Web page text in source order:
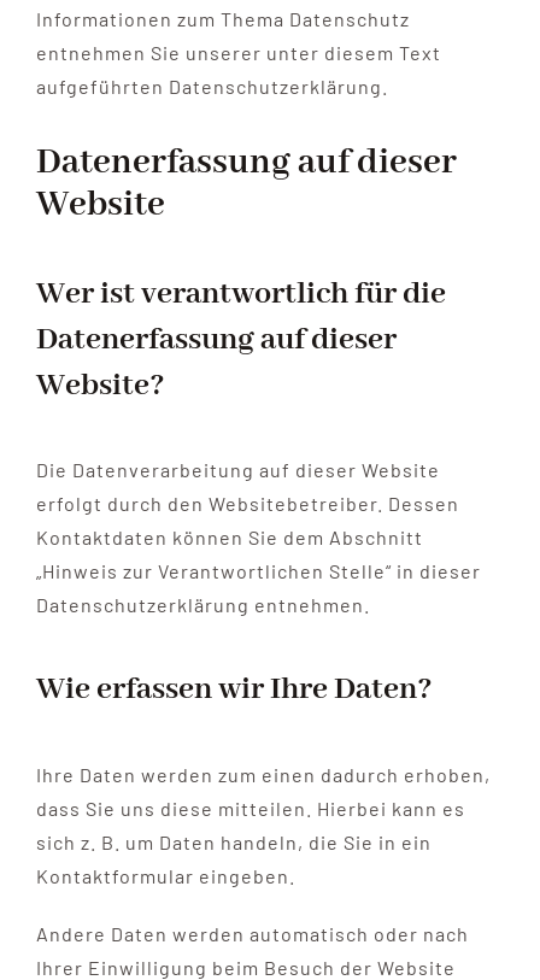
Informationen zum Thema Datenschutz
entnehmen Sie unserer unter diesem Text
aufgeführten Datenschutzerklärung.
Datenerfassung auf dieser
Website
Wer ist verantwortlich für die
Datenerfassung auf dieser
Website?
Die Datenverarbeitung auf dieser Website
erfolgt durch den Websitebetreiber. Dessen
Kontaktdaten können Sie dem Abschnitt
„Hinweis zur Verantwortlichen Stelle“ in dieser
Datenschutzerklärung entnehmen.
Wie erfassen wir Ihre Daten?
Ihre Daten werden zum einen dadurch erhoben,
dass Sie uns diese mitteilen. Hierbei kann es
sich z. B. um Daten handeln, die Sie in ein
Kontaktformular eingeben.
Andere Daten werden automatisch oder nach
Ihrer Einwilligung beim Besuch der Website